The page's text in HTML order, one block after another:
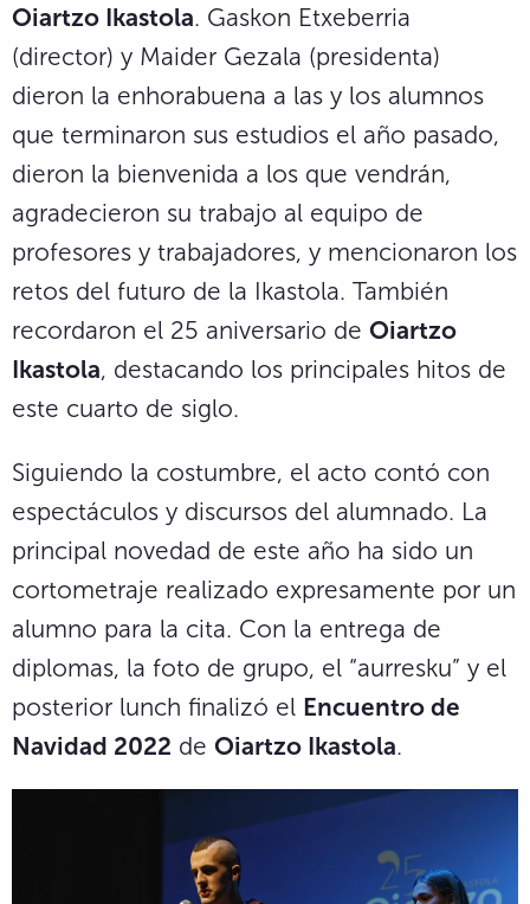
Oiartzo Ikastola. Gaskon Etxeberria
(director) y Maider Gezala (presidenta)
dieron la enhorabuena a las y los alumnos
que terminaron sus estudios el año pasado,
dieron la bienvenida a los que vendrán,
agradecieron su trabajo al equipo de
profesores y trabajadores, y mencionaron los
retos del futuro de la Ikastola. También
recordaron el 25 aniversario de Oiartzo
Ikastola, destacando los principales hitos de
este cuarto de siglo.
Siguiendo la costumbre, el acto contó con
espectáculos y discursos del alumnado. La
principal novedad de este año ha sido un
cortometraje realizado expresamente por un
alumno para la cita. Con la entrega de
diplomas, la foto de grupo, el “aurresku” y el
posterior lunch finalizó el Encuentro de
Navidad 2022 de Oiartzo Ikastola.